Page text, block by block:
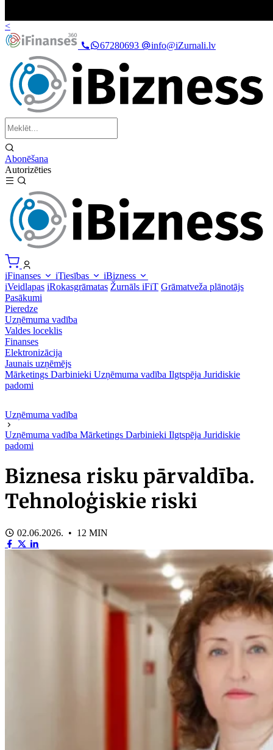
<
67280693
info@iZurnali.lv
Abonēšana
Autorizēties
iFinanses iTiesības
iBizness
iVeidlapas iRokasgrāmatas Žurnāls iFiT Grāmatveža plānotājs
Pasākumi
Pieredze
Uzņēmuma vadība
Valdes loceklis
Finanses
Elektronizācija
Jaunais uzņēmējs
Mārketings Darbinieki Uzņēmuma vadība Ilgtspēja Juridiskie
padomi
Uzņēmuma vadība
Uzņēmuma vadība Mārketings Darbinieki Ilgtspēja Juridiskie
padomi
Biznesa risku pārvaldība.
Tehnoloģiskie riski
02.06.2026. • 12 MIN